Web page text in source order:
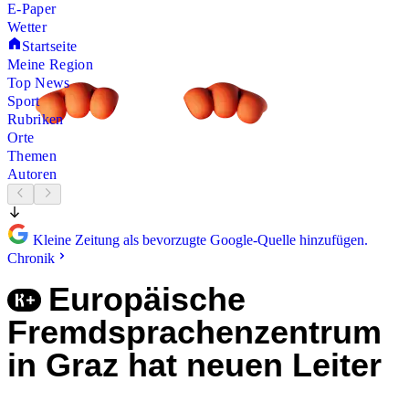
E-Paper
Wetter
Startseite
Meine Region
Top News
Sport
Rubriken
Orte
Themen
Autoren
Kleine Zeitung als bevorzugte Google-Quelle hinzufügen.
Chronik
Europäische
Fremdsprachenzentrum
in Graz hat neuen Leiter